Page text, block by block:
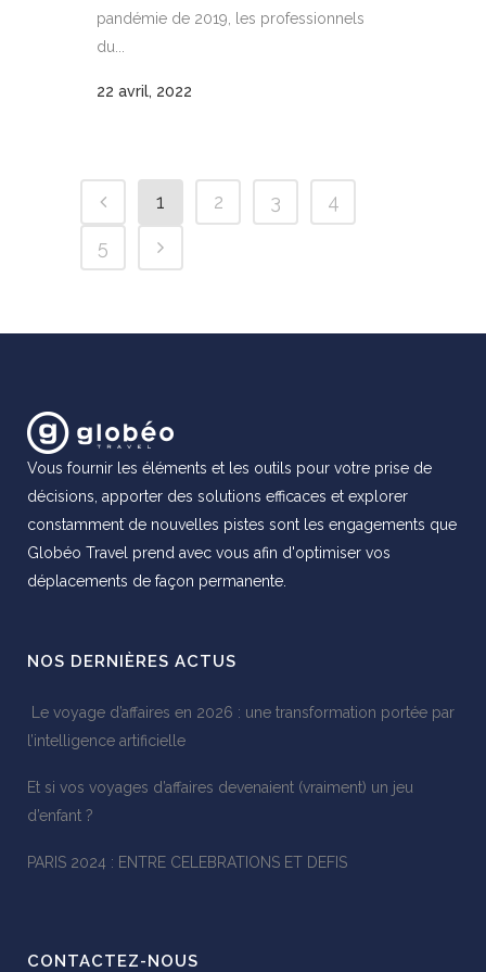
pandémie de 2019, les professionnels
du...
22 avril, 2022
1 2 3
4
5
Vous fournir les éléments et les outils pour votre prise de
décisions, apporter des solutions efficaces et explorer
constamment de nouvelles pistes sont les engagements que
Globéo Travel prend avec vous afin d'optimiser vos
déplacements de façon permanente.
NOS DERNIÈRES ACTUS
Le voyage d’affaires en 2026 : une transformation portée par
l’intelligence artificielle
Et si vos voyages d’affaires devenaient (vraiment) un jeu
d’enfant ?
PARIS 2024 : ENTRE CELEBRATIONS ET DEFIS
CONTACTEZ-NOUS